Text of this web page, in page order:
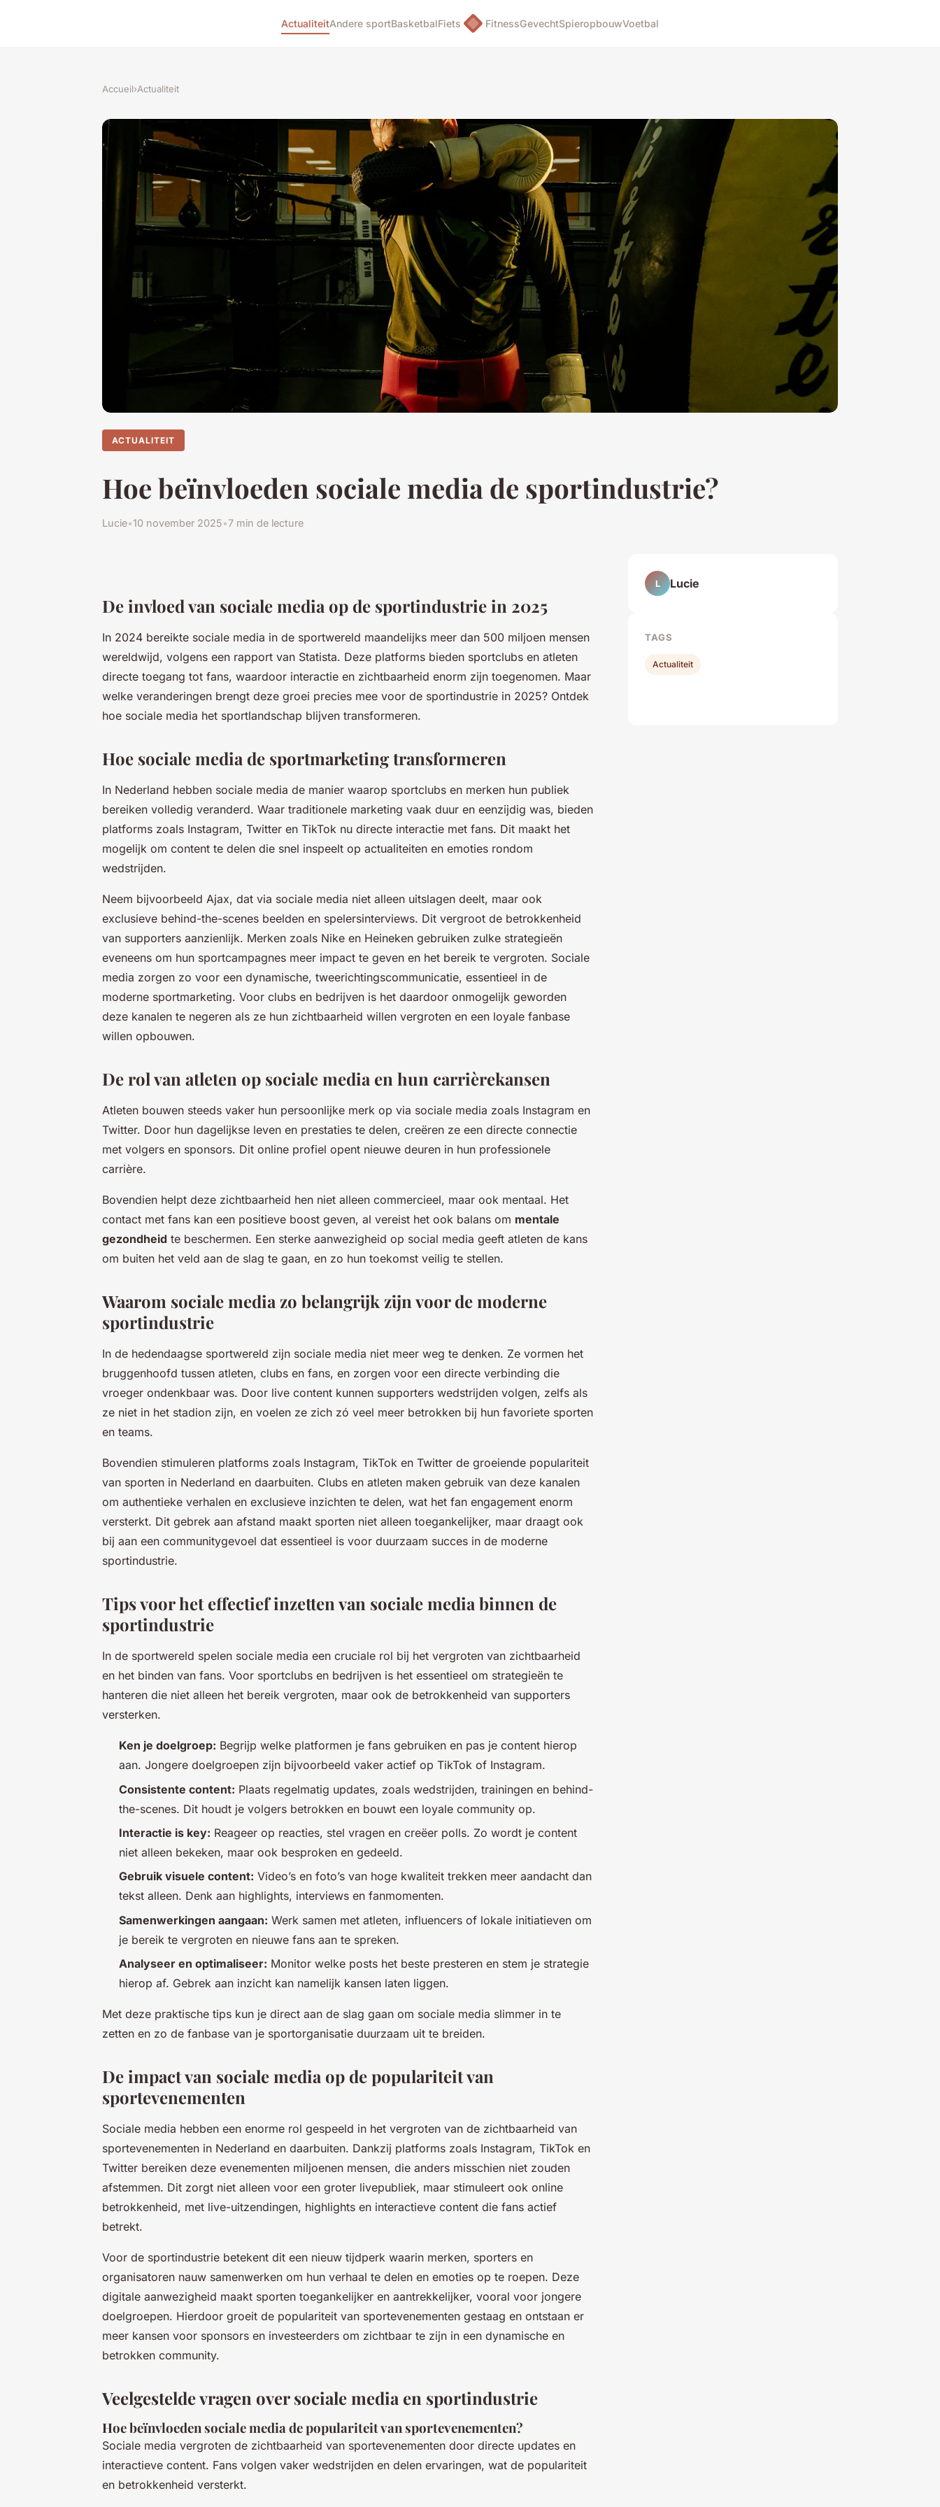
ActualiteitAndere sportBasketbalFiets FitnessGevechtSpieropbouwVoetbal
Accueil›Actualiteit
ACTUALITEIT
Hoe beïnvloeden sociale media de sportindustrie?
Lucie•10 november 2025•7 min de lecture
De invloed van sociale media op de sportindustrie in 2025
In 2024 bereikte sociale media in de sportwereld maandelijks meer dan 500 miljoen mensen
wereldwijd, volgens een rapport van Statista. Deze platforms bieden sportclubs en atleten
directe toegang tot fans, waardoor interactie en zichtbaarheid enorm zijn toegenomen. Maar
welke veranderingen brengt deze groei precies mee voor de sportindustrie in 2025? Ontdek
hoe sociale media het sportlandschap blijven transformeren.
Hoe sociale media de sportmarketing transformeren
In Nederland hebben sociale media de manier waarop sportclubs en merken hun publiek
bereiken volledig veranderd. Waar traditionele marketing vaak duur en eenzijdig was, bieden
platforms zoals Instagram, Twitter en TikTok nu directe interactie met fans. Dit maakt het
mogelijk om content te delen die snel inspeelt op actualiteiten en emoties rondom
wedstrijden.
Neem bijvoorbeeld Ajax, dat via sociale media niet alleen uitslagen deelt, maar ook
exclusieve behind-the-scenes beelden en spelersinterviews. Dit vergroot de betrokkenheid
van supporters aanzienlijk. Merken zoals Nike en Heineken gebruiken zulke strategieën
eveneens om hun sportcampagnes meer impact te geven en het bereik te vergroten. Sociale
media zorgen zo voor een dynamische, tweerichtingscommunicatie, essentieel in de
moderne sportmarketing. Voor clubs en bedrijven is het daardoor onmogelijk geworden
deze kanalen te negeren als ze hun zichtbaarheid willen vergroten en een loyale fanbase
willen opbouwen.
De rol van atleten op sociale media en hun carrièrekansen
Atleten bouwen steeds vaker hun persoonlijke merk op via sociale media zoals Instagram en
Twitter. Door hun dagelijkse leven en prestaties te delen, creëren ze een directe connectie
met volgers en sponsors. Dit online profiel opent nieuwe deuren in hun professionele
carrière.
Bovendien helpt deze zichtbaarheid hen niet alleen commercieel, maar ook mentaal. Het
contact met fans kan een positieve boost geven, al vereist het ook balans om mentale
gezondheid te beschermen. Een sterke aanwezigheid op social media geeft atleten de kans
om buiten het veld aan de slag te gaan, en zo hun toekomst veilig te stellen.
Waarom sociale media zo belangrijk zijn voor de moderne
sportindustrie
In de hedendaagse sportwereld zijn sociale media niet meer weg te denken. Ze vormen het
bruggenhoofd tussen atleten, clubs en fans, en zorgen voor een directe verbinding die
vroeger ondenkbaar was. Door live content kunnen supporters wedstrijden volgen, zelfs als
ze niet in het stadion zijn, en voelen ze zich zó veel meer betrokken bij hun favoriete sporten
en teams.
Bovendien stimuleren platforms zoals Instagram, TikTok en Twitter de groeiende populariteit
van sporten in Nederland en daarbuiten. Clubs en atleten maken gebruik van deze kanalen
om authentieke verhalen en exclusieve inzichten te delen, wat het fan engagement enorm
versterkt. Dit gebrek aan afstand maakt sporten niet alleen toegankelijker, maar draagt ook
bij aan een communitygevoel dat essentieel is voor duurzaam succes in de moderne
sportindustrie.
Tips voor het effectief inzetten van sociale media binnen de
sportindustrie
In de sportwereld spelen sociale media een cruciale rol bij het vergroten van zichtbaarheid
en het binden van fans. Voor sportclubs en bedrijven is het essentieel om strategieën te
hanteren die niet alleen het bereik vergroten, maar ook de betrokkenheid van supporters
versterken.
Ken je doelgroep: Begrijp welke platformen je fans gebruiken en pas je content hierop
aan. Jongere doelgroepen zijn bijvoorbeeld vaker actief op TikTok of Instagram.
Consistente content: Plaats regelmatig updates, zoals wedstrijden, trainingen en behind-
the-scenes. Dit houdt je volgers betrokken en bouwt een loyale community op.
Interactie is key: Reageer op reacties, stel vragen en creëer polls. Zo wordt je content
niet alleen bekeken, maar ook besproken en gedeeld.
Gebruik visuele content: Video’s en foto’s van hoge kwaliteit trekken meer aandacht dan
tekst alleen. Denk aan highlights, interviews en fanmomenten.
Samenwerkingen aangaan: Werk samen met atleten, influencers of lokale initiatieven om
je bereik te vergroten en nieuwe fans aan te spreken.
Analyseer en optimaliseer: Monitor welke posts het beste presteren en stem je strategie
hierop af. Gebrek aan inzicht kan namelijk kansen laten liggen.
Met deze praktische tips kun je direct aan de slag gaan om sociale media slimmer in te
zetten en zo de fanbase van je sportorganisatie duurzaam uit te breiden.
De impact van sociale media op de populariteit van
sportevenementen
Sociale media hebben een enorme rol gespeeld in het vergroten van de zichtbaarheid van
sportevenementen in Nederland en daarbuiten. Dankzij platforms zoals Instagram, TikTok en
Twitter bereiken deze evenementen miljoenen mensen, die anders misschien niet zouden
afstemmen. Dit zorgt niet alleen voor een groter livepubliek, maar stimuleert ook online
betrokkenheid, met live-uitzendingen, highlights en interactieve content die fans actief
betrekt.
Voor de sportindustrie betekent dit een nieuw tijdperk waarin merken, sporters en
organisatoren nauw samenwerken om hun verhaal te delen en emoties op te roepen. Deze
digitale aanwezigheid maakt sporten toegankelijker en aantrekkelijker, vooral voor jongere
doelgroepen. Hierdoor groeit de populariteit van sportevenementen gestaag en ontstaan er
meer kansen voor sponsors en investeerders om zichtbaar te zijn in een dynamische en
betrokken community.
Veelgestelde vragen over sociale media en sportindustrie
Hoe beïnvloeden sociale media de populariteit van sportevenementen?
Sociale media vergroten de zichtbaarheid van sportevenementen door directe updates en
interactieve content. Fans volgen vaker wedstrijden en delen ervaringen, wat de populariteit
en betrokkenheid versterkt.
L Lucie
TAGS
Actualiteit